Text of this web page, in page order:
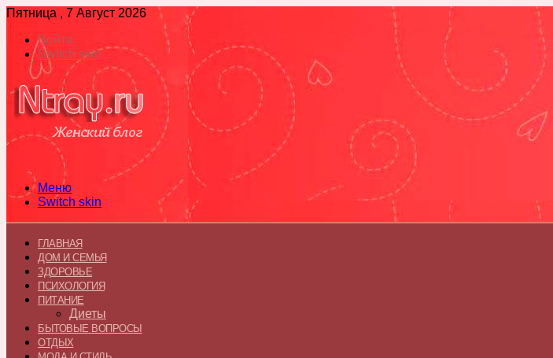
Пятница , 7 Август 2026
Войти
Switch skin
Меню
Switch skin
ГЛАВНАЯ
ДОМ И СЕМЬЯ
ЗДОРОВЬЕ
ПСИХОЛОГИЯ
ПИТАНИЕ
Диеты
БЫТОВЫЕ ВОПРОСЫ
ОТДЫХ